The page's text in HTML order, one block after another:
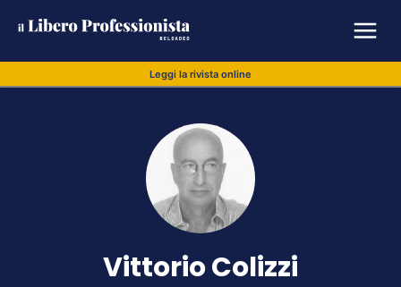
Leggi la rivista online
Vittorio Colizzi